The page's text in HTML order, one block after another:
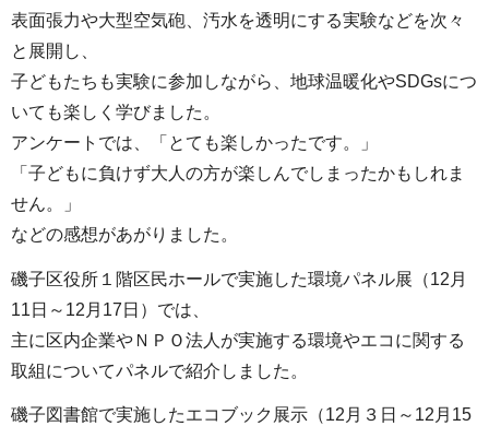
表面張力や大型空気砲、汚水を透明にする実験などを次々
と展開し、
子どもたちも実験に参加しながら、地球温暖化やSDGsにつ
いても楽しく学びました。
アンケートでは、「とても楽しかったです。」
「子どもに負けず大人の方が楽しんでしまったかもしれま
せん。」
などの感想があがりました。
磯子区役所１階区民ホールで実施した環境パネル展（12月
11日～12月17日）では、
主に区内企業やＮＰＯ法人が実施する環境やエコに関する
取組についてパネルで紹介しました。
磯子図書館で実施したエコブック展示（12月３日～12月15